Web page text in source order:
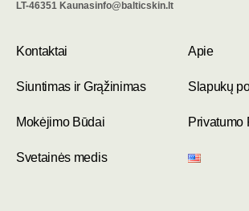
Kontaktai Apie
Siuntimas ir Grąžinimas Slapukų
Mokėjimo Būdai Privatumo
Svetainės medis
LT-46351 Kaunasinfo@balticskin.lt